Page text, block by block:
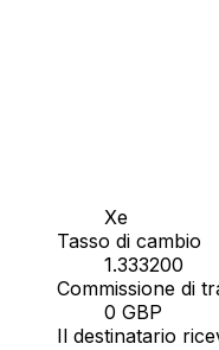
Xe
Tasso di cambio
1.333200
Commissione di
0 GBP
Il destinatario